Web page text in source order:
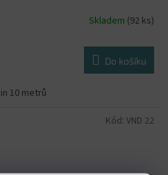
Skladem (92 ks)
Do košíku
10 metrů
Kód: VND 22